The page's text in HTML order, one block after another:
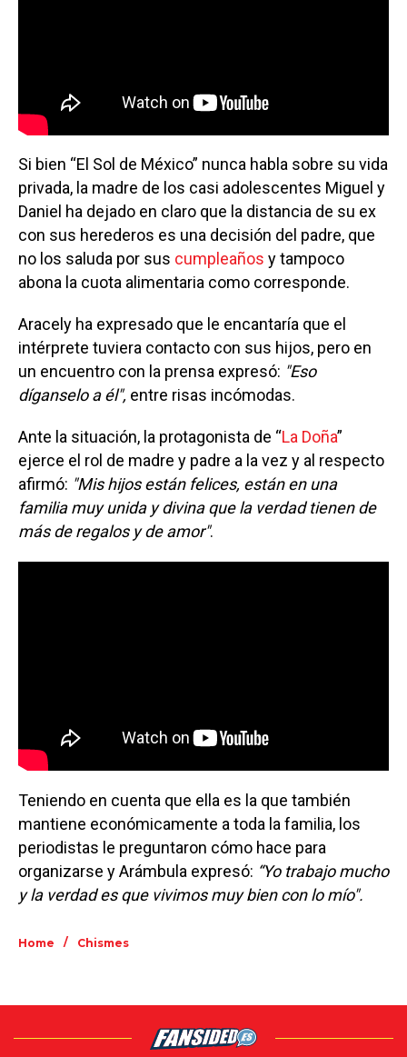
Si bien “El Sol de México” nunca habla sobre su vida
privada, la madre de los casi adolescentes Miguel y
Daniel ha dejado en claro que la distancia de su ex
con sus herederos es una decisión del padre, que
no los saluda por sus cumpleaños y tampoco
abona la cuota alimentaria como corresponde.
Aracely ha expresado que le encantaría que el
intérprete tuviera contacto con sus hijos, pero en
un encuentro con la prensa expresó: "Eso
díganselo a él", entre risas incómodas.
Ante la situación, la protagonista de “La Doña”
ejerce el rol de madre y padre a la vez y al respecto
afirmó: "Mis hijos están felices, están en una
familia muy unida y divina que la verdad tienen de
más de regalos y de amor".
Teniendo en cuenta que ella es la que también
mantiene económicamente a toda la familia, los
periodistas le preguntaron cómo hace para
organizarse y Arámbula expresó: “Yo trabajo mucho
y la verdad es que vivimos muy bien con lo mío".
Home / Chismes